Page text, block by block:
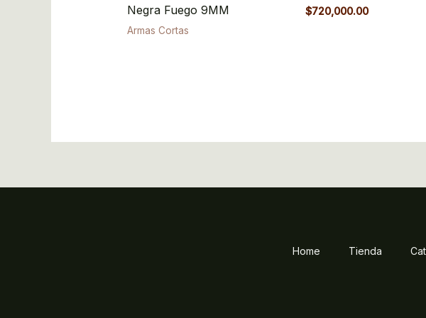
Negra Fuego 9MM
Armas Cortas
$720,000.00
Home Tienda